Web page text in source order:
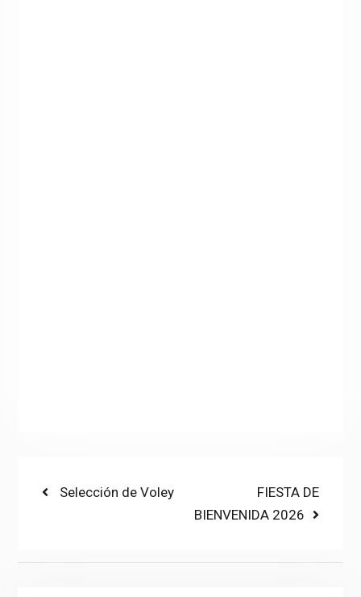
PostPrevious
Selección de Voley
Next
post:
FIESTA DE
BIENVENIDA 2026